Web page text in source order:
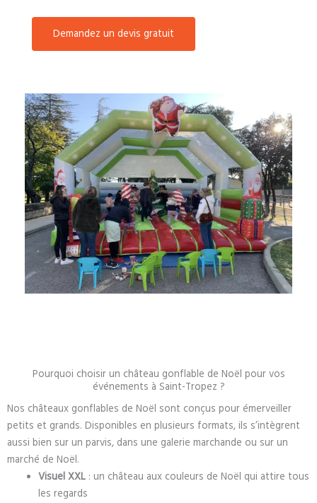
Demandez un devis gratuit
Pourquoi choisir un château gonflable de Noël pour vos
événements à Saint-Tropez ?
Nos châteaux gonflables de Noël sont conçus pour émerveiller
petits et grands. Disponibles en plusieurs formats, ils s’intègrent
aussi bien sur un parvis, dans une galerie marchande ou sur un
marché de Noël.
Visuel XXL: un château aux couleurs de Noël qui attire tous
les regards